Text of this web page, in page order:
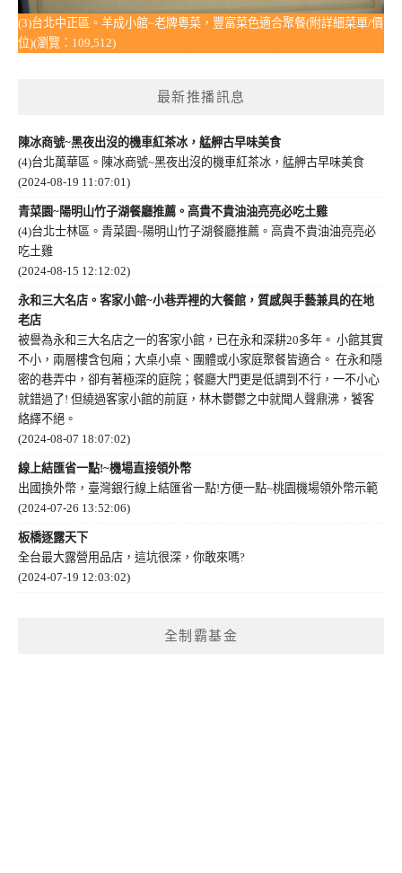
(3)台北中正區。羊成小館~老牌粵菜，豐富菜色適合聚餐(附詳細菜單/價
位)(瀏覽：109,512)
最新推播訊息
陳冰商號~黑夜出沒的機車紅茶冰，艋舺古早味美食
(4)台北萬華區。陳冰商號~黑夜出沒的機車紅茶冰，艋舺古早味美食
(2024-08-19 11:07:01)
青菜園~陽明山竹子湖餐廳推薦。高貴不貴油油亮亮必吃土雞
(4)台北士林區。青菜園~陽明山竹子湖餐廳推薦。高貴不貴油油亮亮必
吃土雞
(2024-08-15 12:12:02)
永和三大名店。客家小館~小巷弄裡的大餐館，質感與手藝兼具的在地
老店
被譽為永和三大名店之一的客家小館，已在永和深耕20多年。 小館其實
不小，兩層樓含包廂；大桌小桌、團體或小家庭聚餐皆適合。 在永和隱
密的巷弄中，卻有著極深的庭院；餐廳大門更是低調到不行，一不小心
就錯過了! 但繞過客家小館的前庭，林木鬱鬱之中就聞人聲鼎沸，饕客
絡繹不絕。
(2024-08-07 18:07:02)
線上結匯省一點!~機場直接領外幣
出國換外幣，臺灣銀行線上結匯省一點!方便一點~桃園機場領外幣示範
(2024-07-26 13:52:06)
板橋逐露天下
全台最大露營用品店，這坑很深，你敢來嗎?
(2024-07-19 12:03:02)
全制霸基金